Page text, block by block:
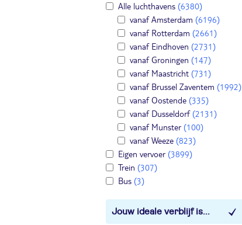
Alle luchthavens (6380)
vanaf Amsterdam (6196)
vanaf Rotterdam (2661)
vanaf Eindhoven (2731)
vanaf Groningen (147)
vanaf Maastricht (731)
vanaf Brussel Zaventem (1992)
vanaf Oostende (335)
vanaf Dusseldorf(2131)
vanaf Munster(100)
vanaf Weeze (823)
Eigen vervoer(3899)
Trein (307)
Bus (3)
Jouw ideale verblijf is...